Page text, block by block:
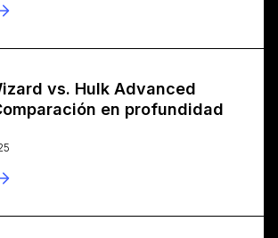
vs. Hulk Advanced
en profundidad